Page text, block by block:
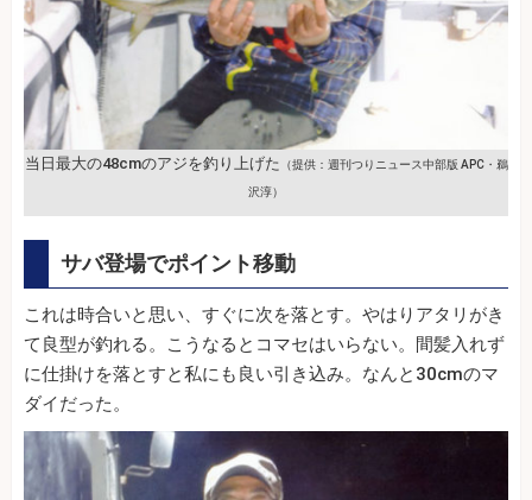
当日最大の48cmのアジを釣り上げた （提供：週刊つりニュース中部版 APC・鵜
沢淳）
サバ登場でポイント移動
これは時合いと思い、すぐに次を落とす。やはりアタリがき
て良型が釣れる。こうなるとコマセはいらない。間髪入れず
に仕掛けを落とすと私にも良い引き込み。なんと30cmのマ
ダイだった。